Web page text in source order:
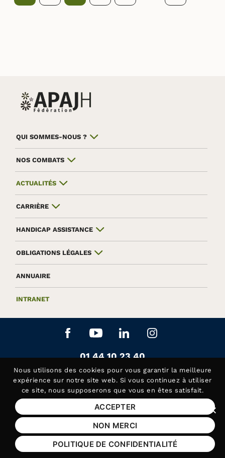
QUI SOMMES-NOUS ?
NOS COMBATS
ACTUALITÉS
CARRIÈRE
HANDICAP ASSISTANCE
OBLIGATIONS LÉGALES
ANNUAIRE
INTRANET
Aller sur le réseau social
Aller sur le réseau social
Aller sur le réseau
Aller sur le
Contactez-nous au
01 44 10 23 40
Siège de la Fédération APAJH
Contactez-nous au
01 44 10 81 50
Handicap Assistance, les lundis et jeudis matin
Mentions légales
Plan du site
Aide et accessibilité
Nous utilisons des cookies pour vous garantir la meilleure
expérience sur notre site web. Si vous continuez à utiliser
ce site, nous supposerons que vous en êtes satisfait.
ACCEPTER
NON MERCI
POLITIQUE DE CONFIDENTIALITÉ